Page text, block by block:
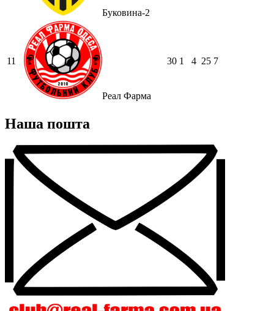
Буковина-2
11
Реал Фарма
30 1 4 25 7
Наша пошта